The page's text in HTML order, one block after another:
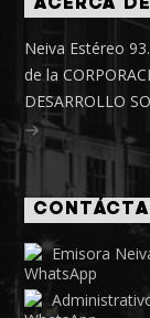
Neiva Estéreo
de la
DESARROLLO
Emisora